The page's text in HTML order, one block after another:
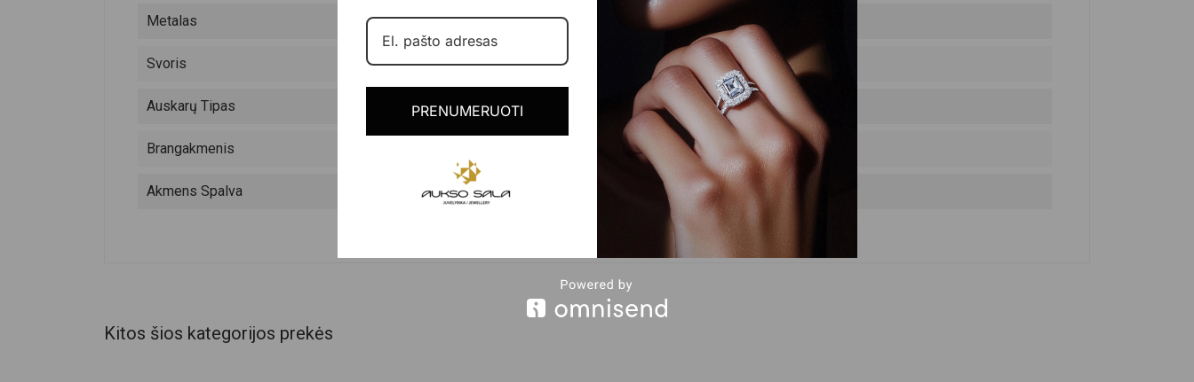
Metalas
Raudonas auksas
Svoris
Auskarų Tipas Angliškas
Brangakmenis Cirkonis
Akmens Spalva Bespalvė
Kitos šios kategorijos prekės
PRENUMERUOTI